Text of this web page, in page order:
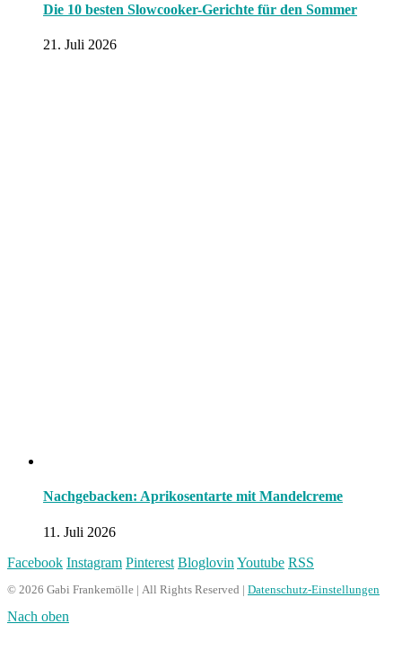
Die 10 besten Slowcooker-Gerichte für den Sommer
21. Juli 2026
Nachgebacken: Aprikosentarte mit Mandelcreme
11. Juli 2026
Facebook Instagram Pinterest Bloglovin Youtube RSS
© 2026 Gabi Frankemölle | All Rights Reserved | Datenschutz-Einstellungen
Nach oben